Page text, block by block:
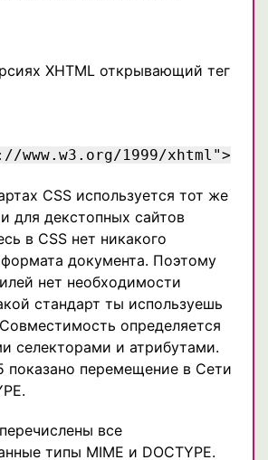
XHTML открывающий тег
www.w3.org/1999/xhtml">
CSS используется тот же
для декстопных сайтов
в CSS нет никакого
документа. Поэтому
нет необходимости
стандарт ты используешь
определяется
селекторами и атрибутами.
показано перемещение в Сети
все
типы MIME и DOCTYPE.